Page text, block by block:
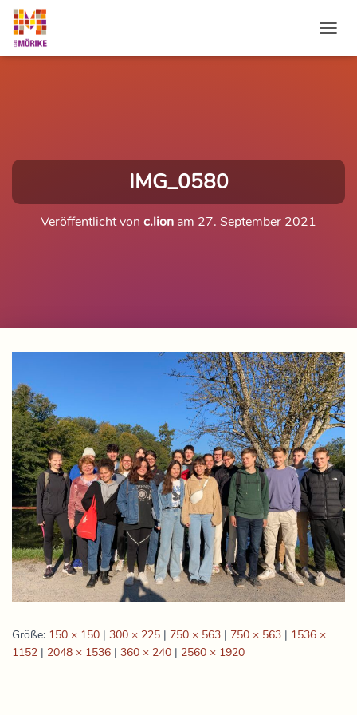
IMG_0580
Veröffentlicht von c.lion am 27. September 2021
Größe: 150 × 150 | 300 × 225 | 750 × 563 | 750 × 563 | 1536 ×
1152 | 2048 × 1536 | 360 × 240 | 2560 × 1920